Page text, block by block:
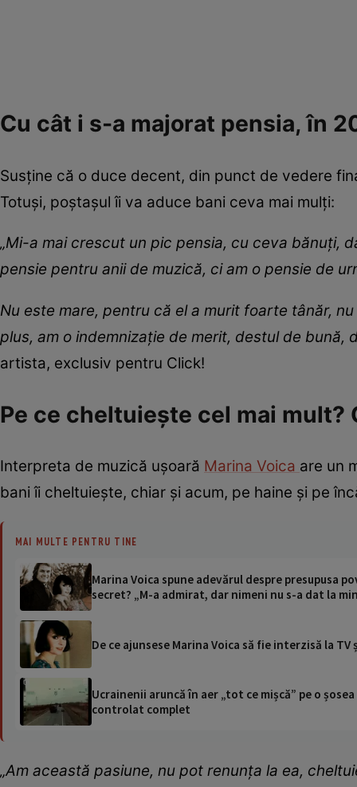
Cu cât i s-a majorat pensia, în
Susține că o duce decent, din punct de vedere
Totuși, poștașul îi va aduce bani ceva mai mulți:
„Mi-a mai crescut un pic pensia, cu ceva bănuți,
pensie pentru anii de muzică, ci am o pensie de
Nu este mare, pentru că el a murit foarte tânăr,
plus, am o indemnizație de merit, destul de bună,
artista, exclusiv pentru Click!
Pe ce cheltuiește cel mai mult?
Interpreta de muzică ușoară Marina Voica are un
bani îi cheltuiește, chiar și acum, pe haine și pe
MAI MULTE PENTRU TINE
Marina Voica spune adevărul despre presupusa
secret? „M-a admirat, dar nimeni nu s-a dat la
De ce ajunsese Marina Voica să fie interzisă la
Ucrainenii aruncă în aer „tot ce mișcă” pe o
controlat complet
„Am această pasiune, nu pot renunța la ea,